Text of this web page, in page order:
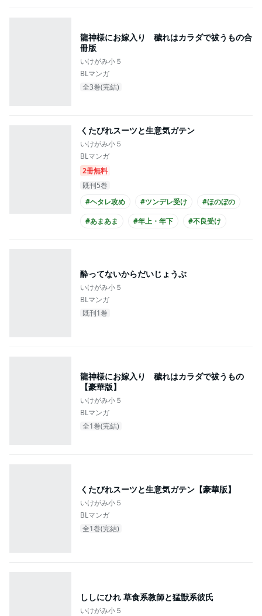
龍神様にお嫁入り 穢れはカラダで祓うもの合
冊版
いけがみ小５
BLマンガ
全3巻(完結)
くたびれスーツと生意気ガテン
いけがみ小５
BLマンガ
2冊無料
既刊5巻
#ヘタレ攻め
#ツンデレ受け
#ほのぼの
#あまあま
#年上・年下
#不良受け
酔ってないからだいじょうぶ
いけがみ小５
BLマンガ
既刊1巻
龍神様にお嫁入り 穢れはカラダで祓うもの
【豪華版】
いけがみ小５
BLマンガ
全1巻(完結)
くたびれスーツと生意気ガテン【豪華版】
いけがみ小５
BLマンガ
全1巻(完結)
ししにひれ 草食系教師と猛獣系彼氏
いけがみ小５